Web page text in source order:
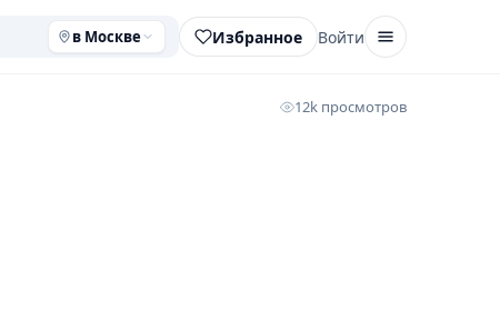
в Москве Избранное Войти
12k просмотров